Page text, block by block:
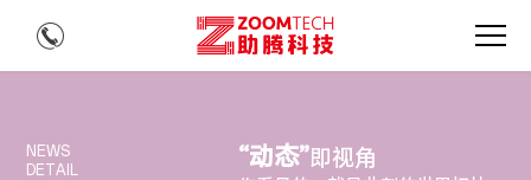
NEWS
DETAIL
“动态”即视角